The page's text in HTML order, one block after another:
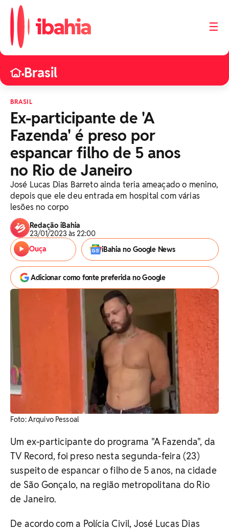
☰
•Brasil
BRASIL
Ex-participante de 'A
Fazenda' é preso por
espancar filho de 5 anos
no Rio de Janeiro
José Lucas Dias Barreto ainda teria ameaçado o menino,
depois que ele deu entrada em hospital com várias
lesões no corpo
Redação iBahia
23/01/2023 às 22:00
Ouça
iBahia no Google News
Adicionar como fonte preferida no Google
Foto: Arquivo Pessoal
Um ex-participante do programa "A Fazenda", da
TV Record, foi preso nesta segunda-feira (23)
suspeito de espancar o filho de 5 anos, na cidade
de São Gonçalo, na região metropolitana do Rio
de Janeiro.
De acordo com a Polícia Civil, José Lucas Dias